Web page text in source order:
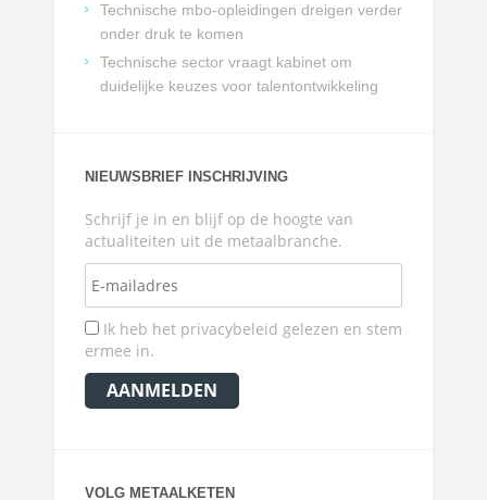
Technische mbo-opleidingen dreigen verder
onder druk te komen
Technische sector vraagt kabinet om
duidelijke keuzes voor talentontwikkeling
NIEUWSBRIEF INSCHRIJVING
Schrijf je in en blijf op de hoogte van
actualiteiten uit de metaalbranche.
Ik heb het privacybeleid gelezen en stem
ermee in.
VOLG METAALKETEN